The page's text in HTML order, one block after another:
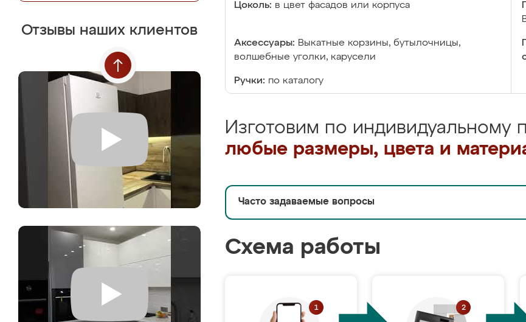
Отзывы наших клиентов
Цоколь: в цвет фасадов или корпуса
Аксессуары: Выкатные корзины, бутылочницы,
волшебные уголки, карусели
Ручки: по каталогу
Изготовим по индивидуальному
любые размеры, цвета и
Часто задаваемые вопросы
Схема работы